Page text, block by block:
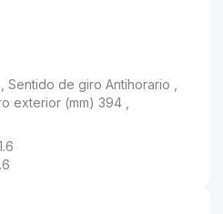
, Potencia (W) 190 , Diámetro exterior (mm) 394 ,